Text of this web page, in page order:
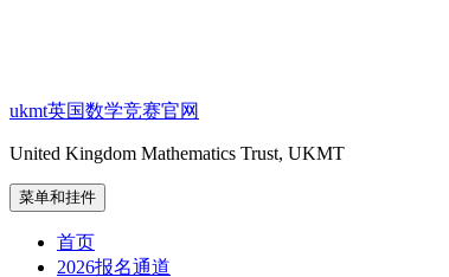
ukmt英国数学竞赛官网
United Kingdom Mathematics Trust, UKMT
菜单和挂件
首页
2026报名通道